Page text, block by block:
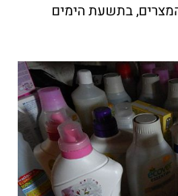
בתשעת הימים